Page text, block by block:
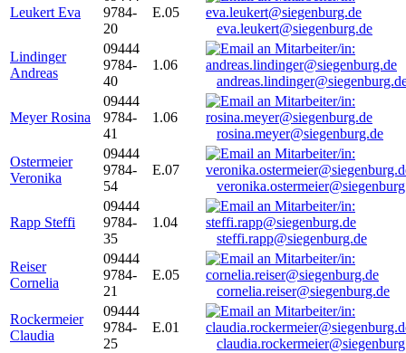
Leukert Eva
9784-
20
E.05
eva.leukert@siegenburg.de
Lindinger
Andreas
09444
9784-
40
1.06
Meyer Rosina
09444
9784-
41
1.06
rosina.meyer@siegenburg.de
Ostermeier
Veronika
09444
9784-
54
E.07
Rapp Steffi
09444
9784-
35
1.04
steffi.rapp@siegenburg.de
Reiser
Cornelia
09444
9784-
21
E.05
cornelia.reiser@siegenburg.de
Rockermeier
Claudia
09444
9784-
25
E.01